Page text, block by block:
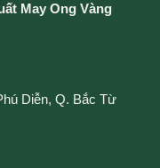
May Ong Vàng
Diễn, Q. Bắc Từ